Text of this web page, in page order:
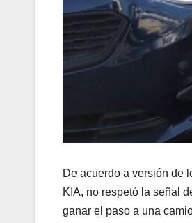
De acuerdo a versión de
KIA, no respetó la señal
ganar el paso a una